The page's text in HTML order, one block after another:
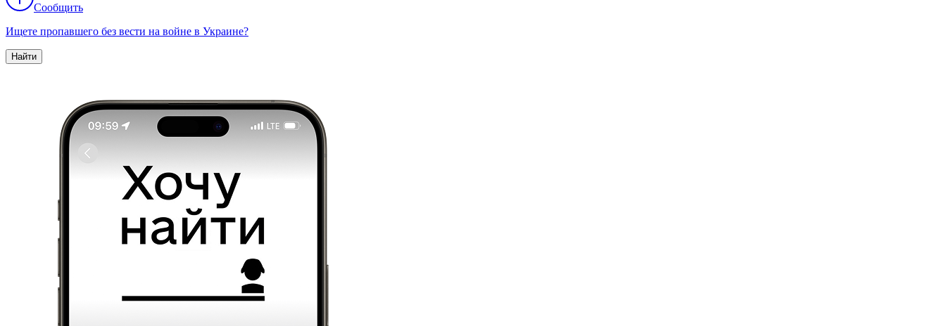
Сообщить
Ищете пропавшего без вести на войне в Украине?
Найти